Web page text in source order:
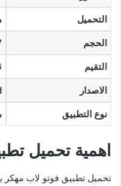
التحميل
الحجم
التقيم
الاصدار
نوع التطبيق
اهمية تحميل
تحميل تطبيق فوتو لاب مهكر